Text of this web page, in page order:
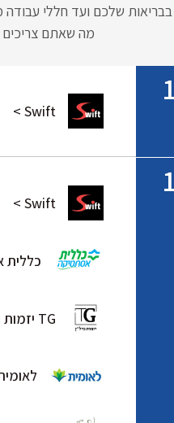
שלכם ועד חללי עבודה
מה שאתם צריכים
Swift >
Swift >
כללית
TG יזמות נדל"ן >